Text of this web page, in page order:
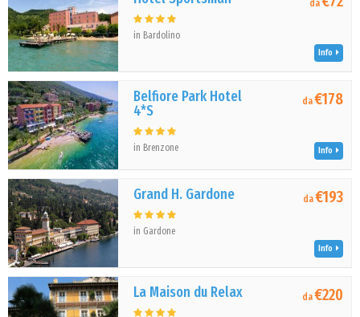
in Bardolino
da
Info
Belfiore Park Hotel
4*S
in Brenzone
da€178
Info
Grand H. Gardone
in Gardone
da€193
Info
La Maison du Relax da€220